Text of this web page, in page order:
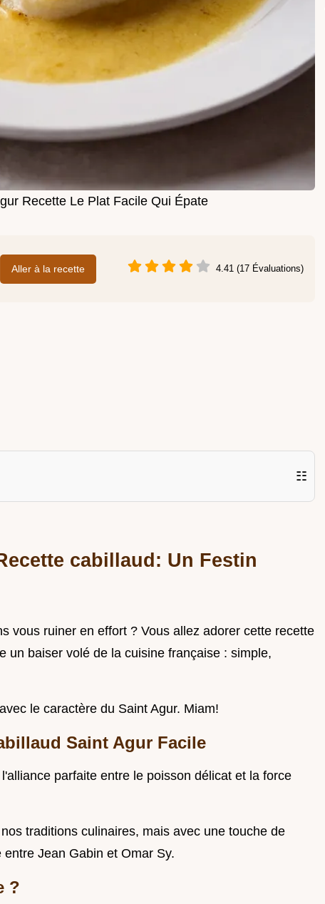
Recette Le Plat Facile Qui Épate
Aller à la recette 4.41 (17 Évaluations)
☷
cabillaud: Un Festin
vous ruiner en effort ? Vous allez adorer cette recette
un baiser volé de la cuisine française : simple,
le caractère du Saint Agur. Miam!
Saint Agur Facile
parfaite entre le poisson délicat et la force
traditions culinaires, mais avec une touche de
Jean Gabin et Omar Sy.
?